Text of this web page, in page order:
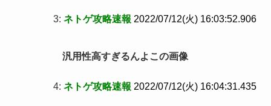
3: ネトゲ攻略速報 2022/07/12(火) 16:03:52.906
汎用性高すぎるんよこの画像
4: ネトゲ攻略速報 2022/07/12(火) 16:04:31.435